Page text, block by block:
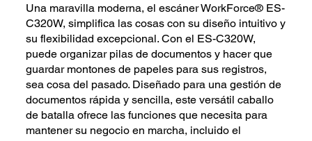
Una maravilla moderna, el escáner WorkForce® ES-
C320W, simplifica las cosas con su diseño intuitivo y
su flexibilidad excepcional. Con el ES-C320W,
puede organizar pilas de documentos y hacer que
guardar montones de papeles para sus registros,
sea cosa del pasado. Diseñado para una gestión de
documentos rápida y sencilla, este versátil caballo
de batalla ofrece las funciones que necesita para
mantener su negocio en marcha, incluido el